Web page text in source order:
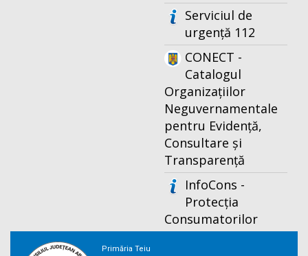
Serviciul de
urgență 112
CONECT -
Catalogul
Organizațiilor
Neguvernamentale
pentru Evidență,
Consultare și
Transparență
InfoCons -
Protecția
Consumatorilor
Primăria Teiu